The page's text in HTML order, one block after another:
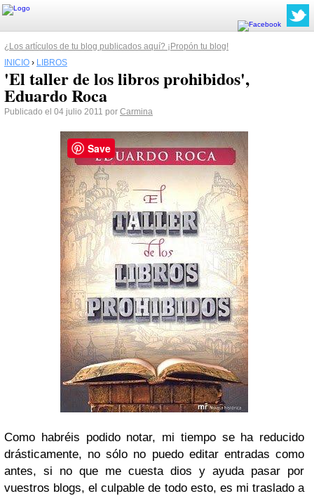
¿Los artículos de tu blog publicados aquí? ¡Propón tu blog!
INICIO › LIBROS
'El taller de los libros prohibidos',
Eduardo Roca
Publicado el 04 julio 2011 por Carmina
Como habréis podido notar, mi tiempo se ha reducido
drásticamente, no sólo no puedo editar entradas como
antes, si no que me cuesta dios y ayuda pasar por
vuestros blogs, el culpable de todo esto, es mi traslado a
Save